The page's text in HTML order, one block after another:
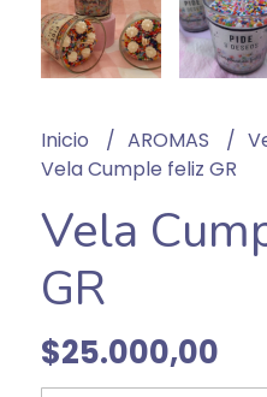
Inicio AROMAS
Vela Cumple feliz GR
Vela
GR
$25.000,00